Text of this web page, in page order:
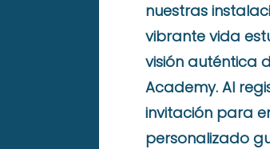
nuestras
vibrante vida
visión auténtica
Academy. Al
invitación para
personalizado